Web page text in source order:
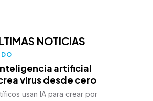
NOTICIAS
artificial
virus desde cero
usan IA para crear por